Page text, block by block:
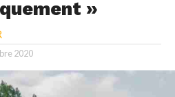
»
2020